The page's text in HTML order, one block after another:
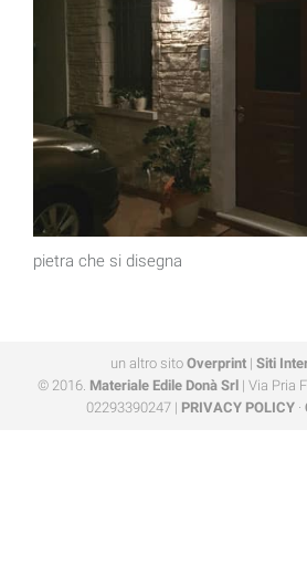
pietra che si disegna
un altro sito Overprint | Siti
© 2016. Materiale Edile Donà Srl | Via Pria
02293390247 | PRIVACY POLICY ·